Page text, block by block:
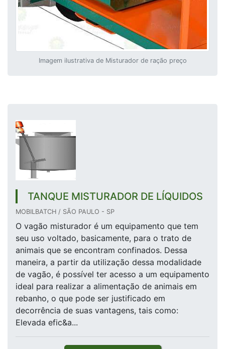
Imagem ilustrativa de Misturador de ração preço
TANQUE MISTURADOR DE LÍQUIDOS
MOBILBATCH / SÃO PAULO - SP
O vagão misturador é um equipamento que tem
seu uso voltado, basicamente, para o trato de
animais que se encontram confinados. Dessa
maneira, a partir da utilização dessa modalidade
de vagão, é possível ter acesso a um equipamento
ideal para realizar a alimentação de animais em
rebanho, o que pode ser justificado em
decorrência de suas vantagens, tais como:
Elevada efic&a...